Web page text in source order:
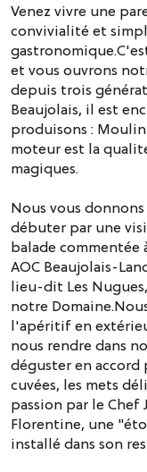
Venez vivre une
convivialité et
et vous ouvrons
depuis trois
Beaujolais, il est
produisons :
moteur est la
magiques.
Nous vous
débuter par une
balade commentée
AOC Beaujolais-
lieu-dit Les
notre
l'apéritif en
nous rendre dans
déguster en
cuvées, les mets
passion par le Chef
Florentine, une
installé dans son